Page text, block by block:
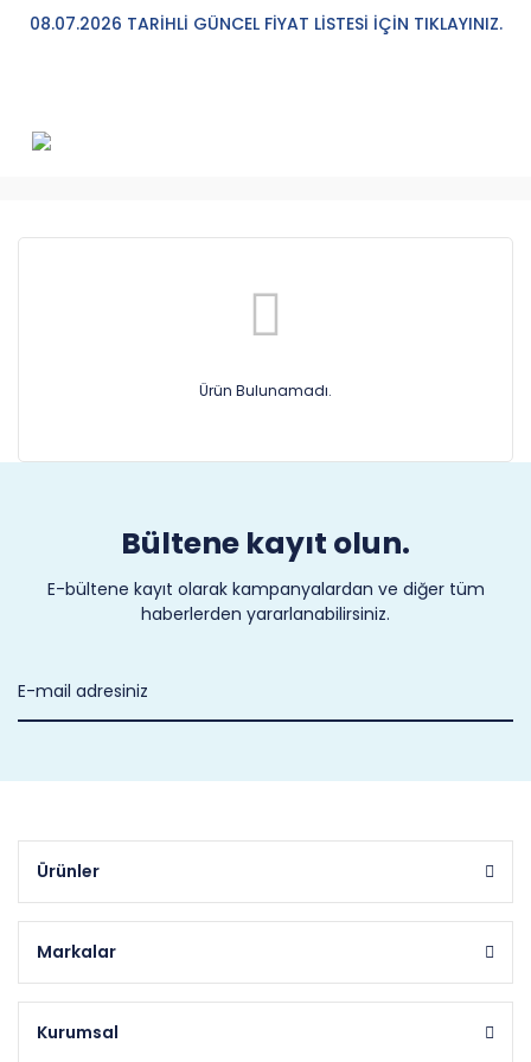
08.07.2026 TARİHLİ GÜNCEL FİYAT LİSTESİ İÇİN TIKLAYINIZ.
Ürün Bulunamadı.
Bültene kayıt olun.
E-bültene kayıt olarak kampanyalardan ve diğer tüm
haberlerden yararlanabilirsiniz.
Ürünler
Markalar
Kurumsal